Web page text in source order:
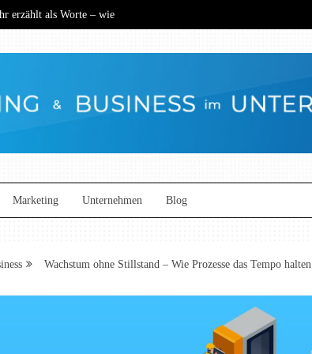
erzählt als Worte – wie
als Worte – wie
neu definiert
Marketing Unternehmen Blog
Wachstum ohne Stillstand – Wie Prozesse das Tempo halten